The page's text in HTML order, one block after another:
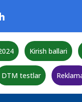
Kirish ballari
DTM testlar